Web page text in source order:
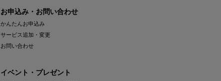
お申込み・お問い合わせ
かんたんお申込み
サービス追加・変更
お問い合わせ
イベント・プレゼント